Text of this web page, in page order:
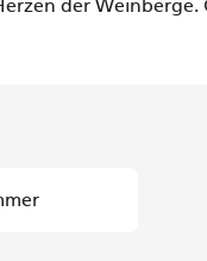
der Weinberge.